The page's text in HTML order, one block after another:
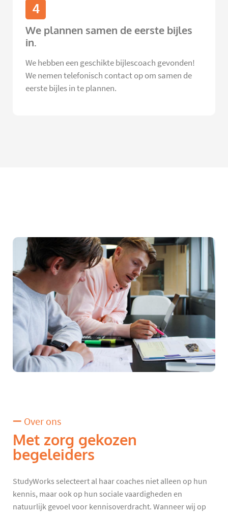
4
We plannen samen de eerste bijles
in.
We hebben een geschikte bijlescoach gevonden!
We nemen telefonisch contact op om samen de
eerste bijles in te plannen.
Over ons
Met zorg gekozen
begeleiders
StudyWorks selecteert al haar coaches niet alleen op hun
kennis, maar ook op hun sociale vaardigheden en
natuurlijk gevoel voor kennisoverdracht. Wanneer wij op